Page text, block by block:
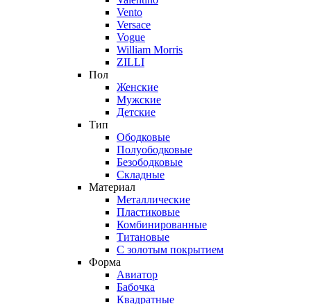
Vento
Versace
Vogue
William Morris
ZILLI
Пол
Женские
Мужские
Детские
Тип
Ободковые
Полуободковые
Безободковые
Складные
Материал
Металлические
Пластиковые
Комбинированные
Титановые
С золотым покрытием
Форма
Авиатор
Бабочка
Квадратные